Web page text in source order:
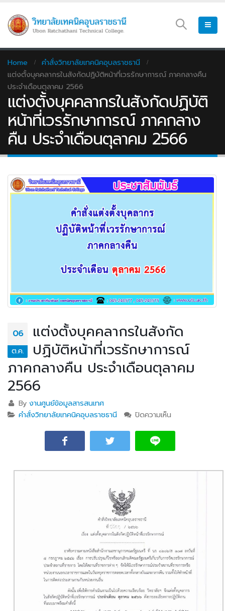
Home
คำสั่งวิทยาลัยเทคนิคอุบลราชธานี
แต่งตั้งบุคคลากรในสังกัดปฏิบัติหน้าที่เวรรักษาการณ์ ภาคกลางคืน
ประจำเดือนตุลาคม 2566
แต่งตั้งบุคคลากรในสังกัดปฏิบัติ
หน้าที่เวรรักษาการณ์ ภาคกลาง
คืน ประจำเดือนตุลาคม 2566
06
ต.ค.
แต่งตั้งบุคคลากรในสังกัด
ปฏิบัติหน้าที่เวรรักษาการณ์
ภาคกลางคืน ประจำเดือนตุลาคม
2566
Byงานศูนย์ข้อมูลสารสนเทศ
คำสั่งวิทยาลัยเทคนิคอุบลราชธานี
ปิดความเห็น
รักษาการณ์ ภาค
เดือนตุลาคม